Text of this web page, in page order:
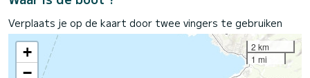
Verplaats je op de kaart door twee vingers te gebruiken
+
−
2 km
1 mi